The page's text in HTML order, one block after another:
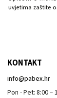
uvjetima zaštite
KONTAKT
info@pabex.hr
Pon - Pet: 8:00 –